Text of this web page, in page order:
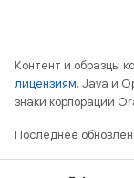
Контент и образцы
лицензиям. Java и
знаки корпорации
Последнее